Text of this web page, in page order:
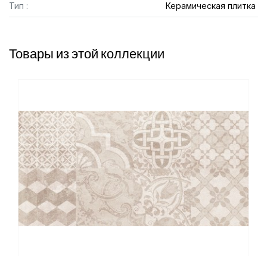
Тип : Керамическая плитка
Товары из этой коллекции